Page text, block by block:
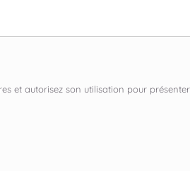
et autorisez son utilisation pour